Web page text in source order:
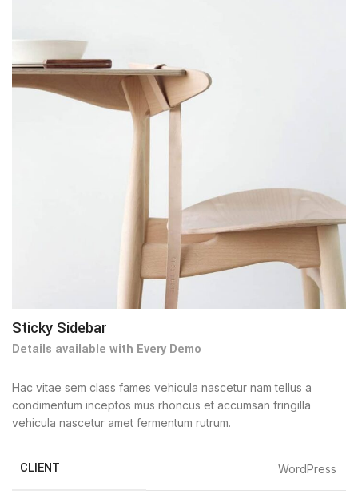
Sticky Sidebar
Details available with Every Demo
Hac vitae sem class fames vehicula nascetur nam tellus a
condimentum inceptos mus rhoncus et accumsan fringilla
vehicula nascetur amet fermentum rutrum.
CLIENT WordPress